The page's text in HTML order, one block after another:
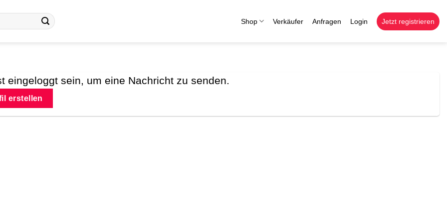
Shop Verkäufer Anfragen Login Jetzt registrieren
eingeloggt sein, um eine Nachricht zu senden.
erstellen